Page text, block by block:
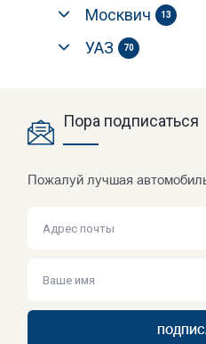
Москвич 13
УАЗ 70
Пора подписаться
Пожалуй лучшая